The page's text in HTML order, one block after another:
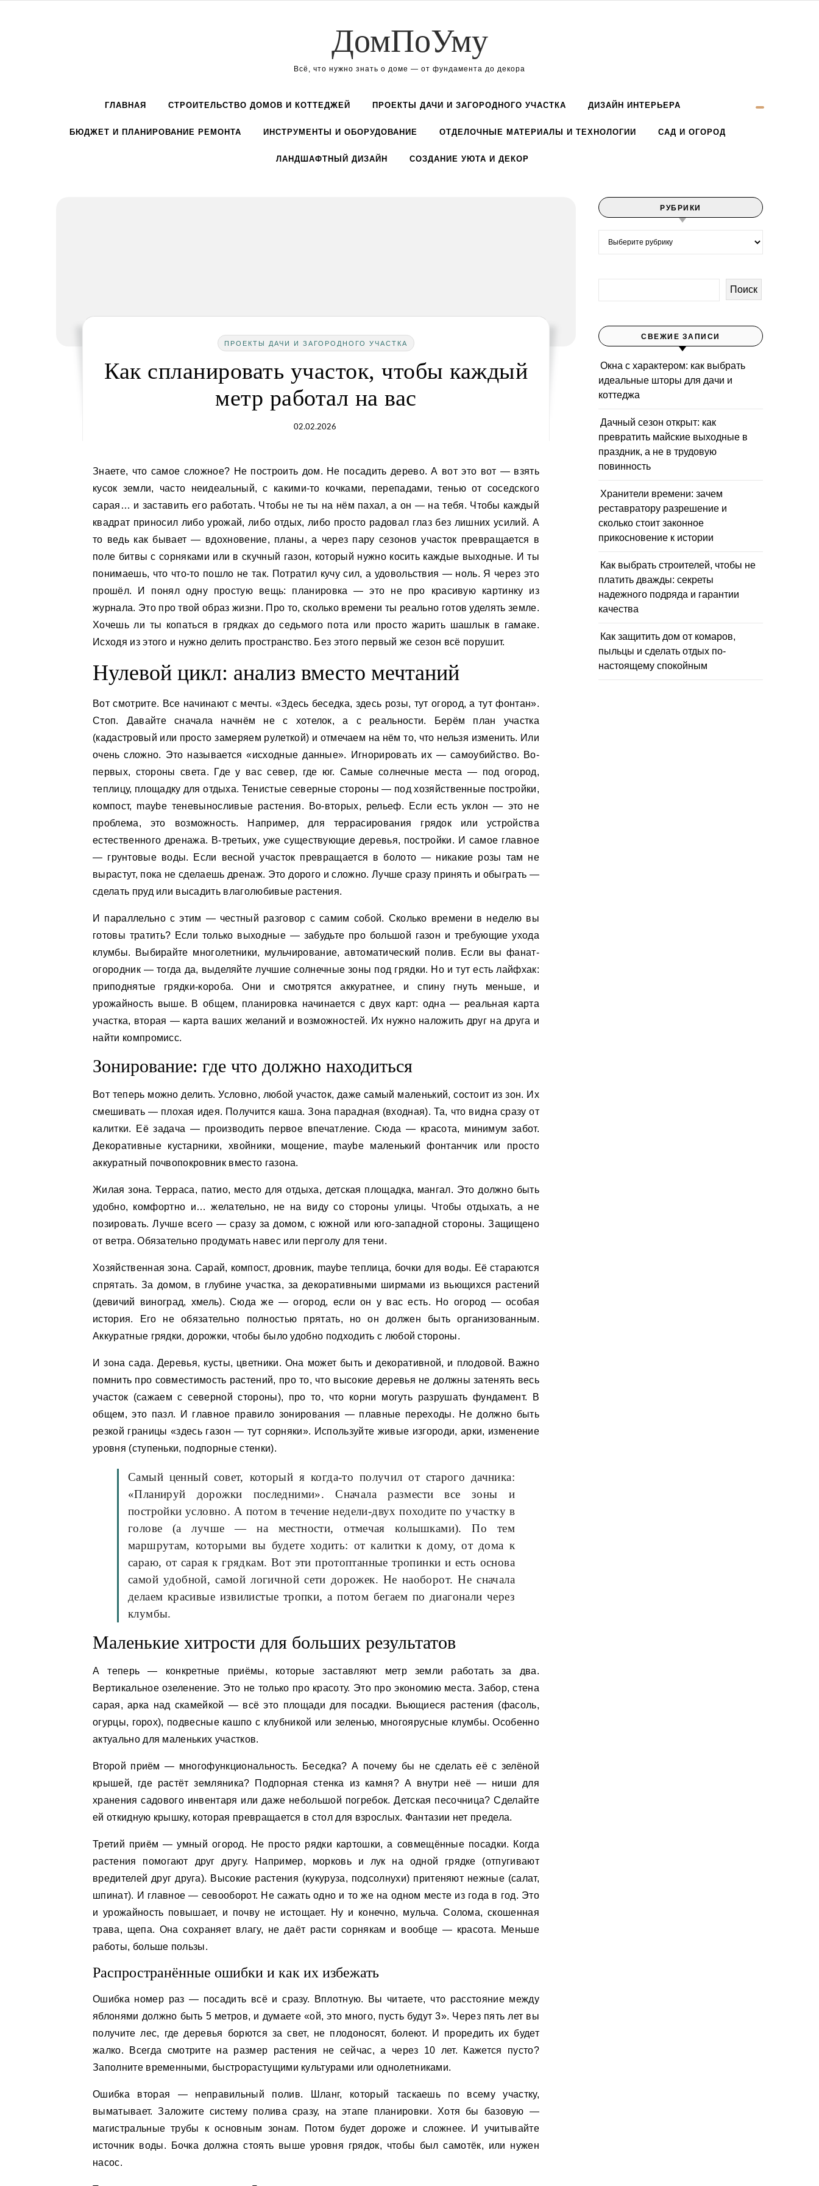
ДомПоУму
Всё, что нужно знать о доме — от фундамента до декора
ГЛАВНАЯ СТРОИТЕЛЬСТВО ДОМОВ И КОТТЕДЖЕЙ ПРОЕКТЫ ДАЧИ И ЗАГОРОДНОГО УЧАСТКА ДИЗАЙН ИНТЕРЬЕРА
БЮДЖЕТ И ПЛАНИРОВАНИЕ РЕМОНТА ИНСТРУМЕНТЫ И ОБОРУДОВАНИЕ ОТДЕЛОЧНЫЕ МАТЕРИАЛЫ И ТЕХНОЛОГИИ САД И ОГОРОД
ЛАНДШАФТНЫЙ ДИЗАЙН СОЗДАНИЕ УЮТА И ДЕКОР
ПРОЕКТЫ ДАЧИ И ЗАГОРОДНОГО УЧАСТКА
Как спланировать участок, чтобы каждый
метр работал на вас
02.02.2026
Знаете, что самое сложное? Не построить дом. Не посадить дерево. А вот это вот — взять
кусок земли, часто неидеальный, с какими-то кочками, перепадами, тенью от соседского
сарая… и заставить его работать. Чтобы не ты на нём пахал, а он — на тебя. Чтобы каждый
квадрат приносил либо урожай, либо отдых, либо просто радовал глаз без лишних усилий. А
то ведь как бывает — вдохновение, планы, а через пару сезонов участок превращается в
поле битвы с сорняками или в скучный газон, который нужно косить каждые выходные. И ты
понимаешь, что что-то пошло не так. Потратил кучу сил, а удовольствия — ноль. Я через это
прошёл. И понял одну простую вещь: планировка — это не про красивую картинку из
журнала. Это про твой образ жизни. Про то, сколько времени ты реально готов уделять земле.
Хочешь ли ты копаться в грядках до седьмого пота или просто жарить шашлык в гамаке.
Исходя из этого и нужно делить пространство. Без этого первый же сезон всё порушит.
Нулевой цикл: анализ вместо мечтаний
Вот смотрите. Все начинают с мечты. «Здесь беседка, здесь розы, тут огород, а тут фонтан».
Стоп. Давайте сначала начнём не с хотелок, а с реальности. Берём план участка
(кадастровый или просто замеряем рулеткой) и отмечаем на нём то, что нельзя изменить. Или
очень сложно. Это называется «исходные данные». Игнорировать их — самоубийство. Во-
первых, стороны света. Где у вас север, где юг. Самые солнечные места — под огород,
теплицу, площадку для отдыха. Тенистые северные стороны — под хозяйственные постройки,
компост, maybe теневыносливые растения. Во-вторых, рельеф. Если есть уклон — это не
проблема, это возможность. Например, для террасирования грядок или устройства
естественного дренажа. В-третьих, уже существующие деревья, постройки. И самое главное
— грунтовые воды. Если весной участок превращается в болото — никакие розы там не
вырастут, пока не сделаешь дренаж. Это дорого и сложно. Лучше сразу принять и обыграть —
сделать пруд или высадить влаголюбивые растения.
И параллельно с этим — честный разговор с самим собой. Сколько времени в неделю вы
готовы тратить? Если только выходные — забудьте про большой газон и требующие ухода
клумбы. Выбирайте многолетники, мульчирование, автоматический полив. Если вы фанат-
огородник — тогда да, выделяйте лучшие солнечные зоны под грядки. Но и тут есть лайфхак:
приподнятые грядки-короба. Они и смотрятся аккуратнее, и спину гнуть меньше, и
урожайность выше. В общем, планировка начинается с двух карт: одна — реальная карта
участка, вторая — карта ваших желаний и возможностей. Их нужно наложить друг на друга и
найти компромисс.
Зонирование: где что должно находиться
Вот теперь можно делить. Условно, любой участок, даже самый маленький, состоит из зон. Их
смешивать — плохая идея. Получится каша. Зона парадная (входная). Та, что видна сразу от
калитки. Её задача — производить первое впечатление. Сюда — красота, минимум забот.
Декоративные кустарники, хвойники, мощение, maybe маленький фонтанчик или просто
аккуратный почвопокровник вместо газона.
Жилая зона. Терраса, патио, место для отдыха, детская площадка, мангал. Это должно быть
удобно, комфортно и… желательно, не на виду со стороны улицы. Чтобы отдыхать, а не
позировать. Лучше всего — сразу за домом, с южной или юго-западной стороны. Защищено
от ветра. Обязательно продумать навес или перголу для тени.
Хозяйственная зона. Сарай, компост, дровник, maybe теплица, бочки для воды. Её стараются
спрятать. За домом, в глубине участка, за декоративными ширмами из вьющихся растений
(девичий виноград, хмель). Сюда же — огород, если он у вас есть. Но огород — особая
история. Его не обязательно полностью прятать, но он должен быть организованным.
Аккуратные грядки, дорожки, чтобы было удобно подходить с любой стороны.
И зона сада. Деревья, кусты, цветники. Она может быть и декоративной, и плодовой. Важно
помнить про совместимость растений, про то, что высокие деревья не должны затенять весь
участок (сажаем с северной стороны), про то, что корни могуть разрушать фундамент. В
общем, это пазл. И главное правило зонирования — плавные переходы. Не должно быть
резкой границы «здесь газон — тут сорняки». Используйте живые изгороди, арки, изменение
уровня (ступеньки, подпорные стенки).
Самый ценный совет, который я когда-то получил от старого дачника:
«Планируй дорожки последними». Сначала размести все зоны и
постройки условно. А потом в течение недели-двух походите по участку в
голове (а лучше — на местности, отмечая колышками). По тем
маршрутам, которыми вы будете ходить: от калитки к дому, от дома к
сараю, от сарая к грядкам. Вот эти протоптанные тропинки и есть основа
самой удобной, самой логичной сети дорожек. Не наоборот. Не сначала
делаем красивые извилистые тропки, а потом бегаем по диагонали через
клумбы.
Маленькие хитрости для больших результатов
А теперь — конкретные приёмы, которые заставляют метр земли работать за два.
Вертикальное озеленение. Это не только про красоту. Это про экономию места. Забор, стена
сарая, арка над скамейкой — всё это площади для посадки. Вьющиеся растения (фасоль,
огурцы, горох), подвесные кашпо с клубникой или зеленью, многоярусные клумбы. Особенно
актуально для маленьких участков.
Второй приём — многофункциональность. Беседка? А почему бы не сделать её с зелёной
крышей, где растёт земляника? Подпорная стенка из камня? А внутри неё — ниши для
хранения садового инвентаря или даже небольшой погребок. Детская песочница? Сделайте
ей откидную крышку, которая превращается в стол для взрослых. Фантазии нет предела.
Третий приём — умный огород. Не просто рядки картошки, а совмещённые посадки. Когда
растения помогают друг другу. Например, морковь и лук на одной грядке (отпугивают
вредителей друг друга). Высокие растения (кукуруза, подсолнухи) притеняют нежные (салат,
шпинат). И главное — севооборот. Не сажать одно и то же на одном месте из года в год. Это
и урожайность повышает, и почву не истощает. Ну и конечно, мульча. Солома, скошенная
трава, щепа. Она сохраняет влагу, не даёт расти сорнякам и вообще — красота. Меньше
работы, больше пользы.
Распространённые ошибки и как их избежать
Ошибка номер раз — посадить всё и сразу. Вплотную. Вы читаете, что расстояние между
яблонями должно быть 5 метров, и думаете «ой, это много, пусть будут 3». Через пять лет вы
получите лес, где деревья борются за свет, не плодоносят, болеют. И проредить их будет
жалко. Всегда смотрите на размер растения не сейчас, а через 10 лет. Кажется пусто?
Заполните временными, быстрорастущими культурами или однолетниками.
Ошибка вторая — неправильный полив. Шланг, который таскаешь по всему участку,
выматывает. Заложите систему полива сразу, на этапе планировки. Хотя бы базовую —
магистральные трубы к основным зонам. Потом будет дороже и сложнее. И учитывайте
источник воды. Бочка должна стоять выше уровня грядок, чтобы был самотёк, или нужен
насос.
РУБРИКИ
Поиск
СВЕЖИЕ ЗАПИСИ
Окна с характером: как выбрать
идеальные шторы для дачи и
коттеджа
Дачный сезон открыт: как
превратить майские выходные в
праздник, а не в трудовую
повинность
Хранители времени: зачем
реставратору разрешение и
сколько стоит законное
прикосновение к истории
Как выбрать строителей, чтобы не
платить дважды: секреты
надежного подряда и гарантии
качества
Как защитить дом от комаров,
пыльцы и сделать отдых по-
настоящему спокойным